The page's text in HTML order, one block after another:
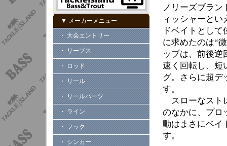
▼ メーカーメニュー
・ 大会エントリー
・ リープス
・ ロッド
・ リール
・ リールパーツ
・ ライン
・ フック
・ シンカー
ノリーズブラ
ィッシャーと
ドベイトとし
に求めたのは“
ップは、前後
速く回転し、短
グ。さらに超デ
す。
スローなスト
のなかに、プロ
動はまさにベイ
す。